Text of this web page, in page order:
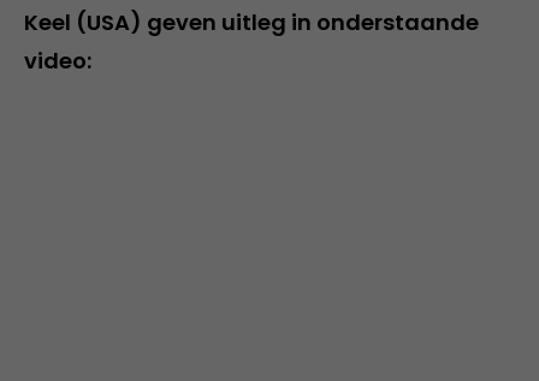
Keel (USA) geven uitleg in onderstaande
video: